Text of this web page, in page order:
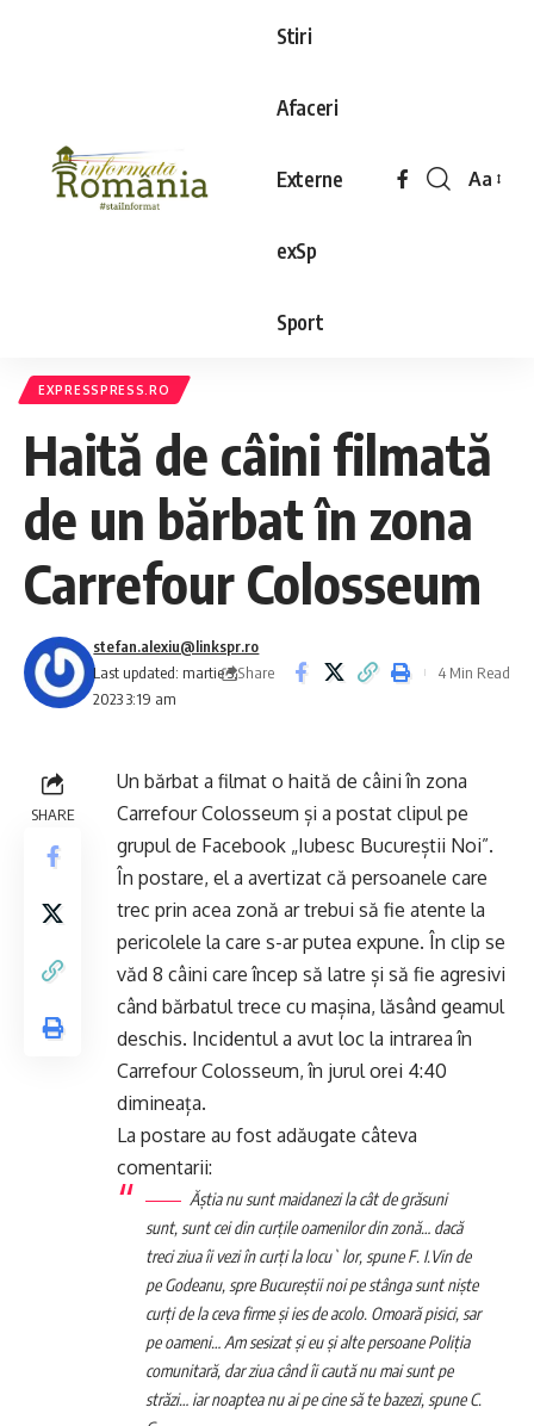
Stiri
Afaceri
Externe
exSp
Sport
Aa
EXPRESSPRESS.RO
Haită de câini filmată
de un bărbat în zona
Carrefour Colosseum
Last updated: martie 3,
2023 3:19 am
stefan.alexiu@linkspr.ro
Share
4 Min Read
SHARE
Un bărbat a filmat o haită de câini în zona
Carrefour Colosseum și a postat clipul pe
grupul de Facebook „Iubesc Bucureștii Noi”.
În postare, el a avertizat că persoanele care
trec prin acea zonă ar trebui să fie atente la
pericolele la care s-ar putea expune. În clip se
văd 8 câini care încep să latre și să fie agresivi
când bărbatul trece cu mașina, lăsând geamul
deschis. Incidentul a avut loc la intrarea în
Carrefour Colosseum, în jurul orei 4:40
dimineața.
La postare au fost adăugate câteva
comentarii:
Ăștia nu sunt maidanezi la cât de grăsuni
sunt, sunt cei din curțile oamenilor din zonă… dacă
treci ziua îi vezi în curți la locu` lor, spune F. I.Vin de
pe Godeanu, spre Bucureștii noi pe stânga sunt niște
curți de la ceva firme și ies de acolo. Omoară pisici, sar
pe oameni… Am sesizat și eu și alte persoane Poliția
comunitară, dar ziua când îi caută nu mai sunt pe
străzi… iar noaptea nu ai pe cine să te bazezi, spune C.